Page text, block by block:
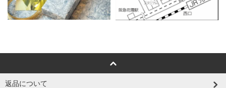
返品について